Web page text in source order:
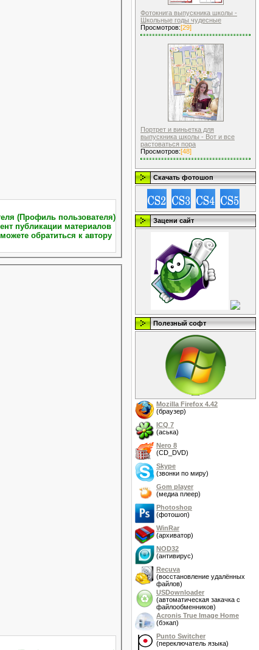
обратиться к автору
Фотокнига выпускника школы -
Школьные годы чудесные
Просмотров:[29]
Портрет и виньетка для
выпускника школы - Вот и все
растоваться пора
Просмотров:[48]
Скачать фотошоп
Зацени сайт
Полезный софт
Mozilla Firefox 4.42
(браузер)
ICQ 7
(аська)
Nero 8
(CD_DVD)
Skype
(звонки по миру)
Gom player
(медиа плеер)
Photoshop
(фотошоп)
WinRar
(архиватор)
NOD32
(антивирус)
Recuva
(восстановление удалённых
файлов)
USDownloader
(автоматическая закачка с
файлообменников)
Acronis True Image Home
(бэкап)
Punto Switcher
(переключатель языка)